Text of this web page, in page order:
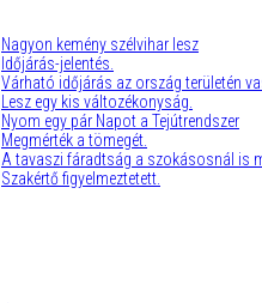
Nagyon kemény szélvihar lesz
Időjárás-jelentés.
Várható időjárás az ország területén
Lesz egy kis változékonyság.
Nyom egy pár Napot a Tejútrendszer
Megmérték a tömegét.
A tavaszi fáradtság a szokásosnál is
Szakértő figyelmeztetett.